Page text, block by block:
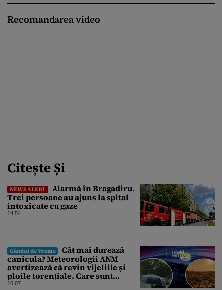
Recomandarea video
Citește Și
NEWS ALERT
Alarmă în Bragadiru.
Trei persoane au ajuns la spital
intoxicate cu gaze
14:54
Gândul de Vreme
Cât mai durează
canicula? Meteorologii ANM
avertizează că revin vijeliile și
ploile torențiale. Care sunt
zonele vizate, începând chiar de
10:07